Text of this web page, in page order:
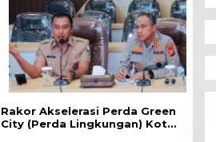
Rakor Akselerasi Perda Green
City (Perda Lingkungan) Kota